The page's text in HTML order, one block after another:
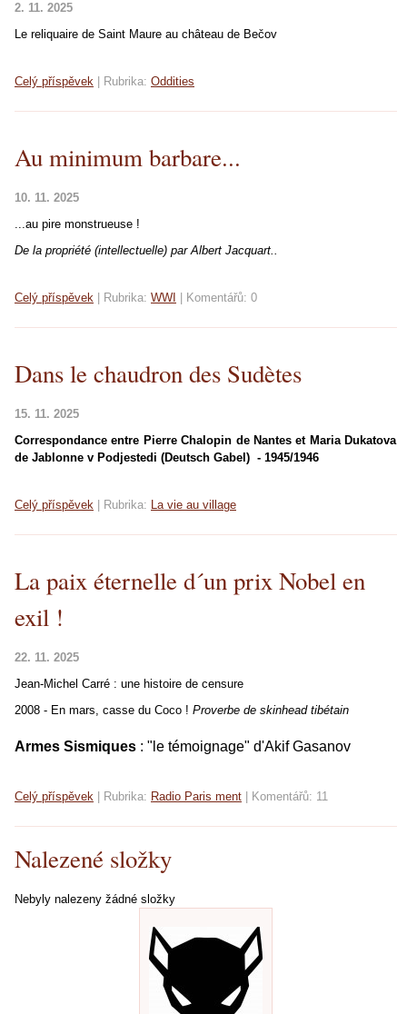
2. 11. 2025
Le reliquaire de Saint Maure au château de Bečov
Celý příspěvek Rubrika: Oddities
Au minimum barbare...
10. 11. 2025
...au pire monstrueuse !
De la propriété (intellectuelle) par Albert Jacquart..
Celý příspěvek Rubrika: WWI Komentářů: 0
Dans le chaudron des Sudètes
15. 11. 2025
Correspondance entre Pierre Chalopin de Nantes et Maria Dukatova
de Jablonne v Podjestedi (Deutsch Gabel) - 1945/1946
Celý příspěvek Rubrika: La vie au village
La paix éternelle d´un prix Nobel en
exil !
22. 11. 2025
Jean-Michel Carré : une histoire de censure
2008 - En mars, casse du Coco ! Proverbe de skinhead tibétain
Armes Sismiques : "le témoignage" d'Akif Gasanov
Celý příspěvek Rubrika: Radio Paris ment Komentářů: 11
Nalezené složky
Nebyly nalezeny žádné složky